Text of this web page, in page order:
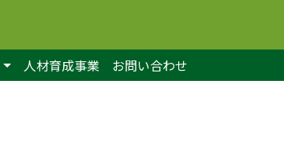
人材育成事業 お問い合わせ